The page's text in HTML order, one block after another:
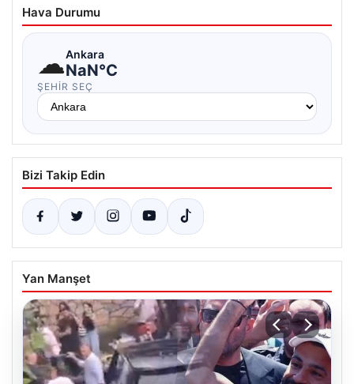
Hava Durumu
☁Ankara
NaN°C
ŞEHIR SEÇ
Bizi Takip Edin
Yan Manşet